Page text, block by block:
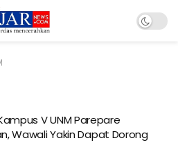
V UNM Parepare
Wawali Yakin Dapat Dorong